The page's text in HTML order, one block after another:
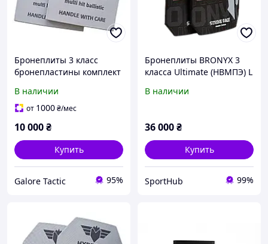
Бронеплиты 3 класс
бронепластины комплект
легкие бронеплиты
титановые
бронеплит
В наличии
от 1000₴/мес
10 000₴
Купить
Galore Tactic 95%
Бронеплиты BRONYX 3
класса Ultimate (НВМПЭ) L
В наличии
36 000₴
Купить
SportHub 99%